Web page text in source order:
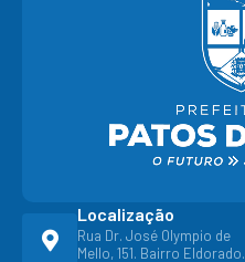
Localização
Rua Dr. José Olympio de
Mello, 151. Bairro Eldorado.